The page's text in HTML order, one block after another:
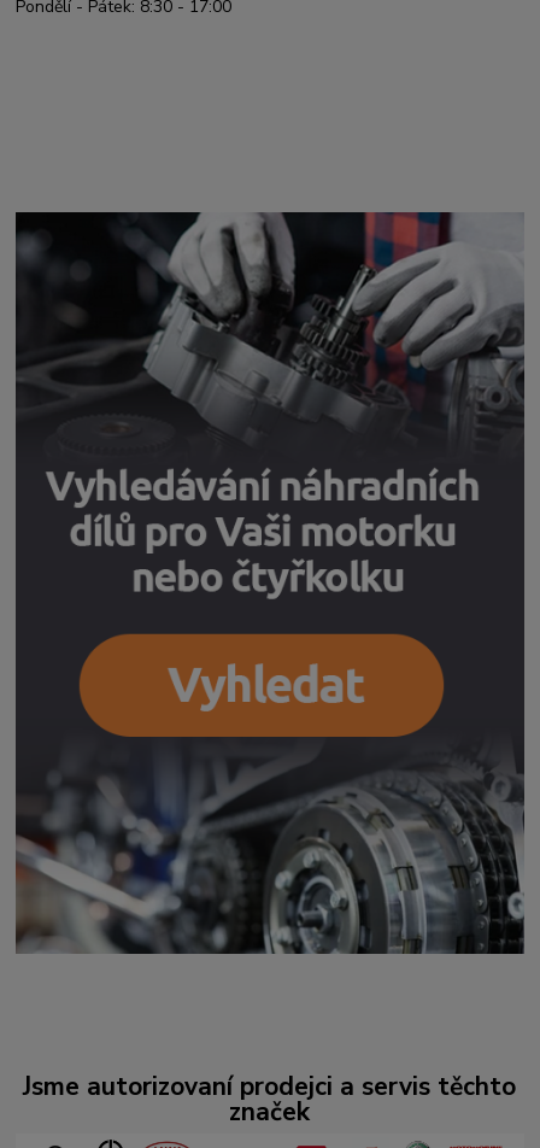
Pondělí - Pátek: 8:30 - 17:00
Jsme autorizovaní prodejci a servis těchto
značek